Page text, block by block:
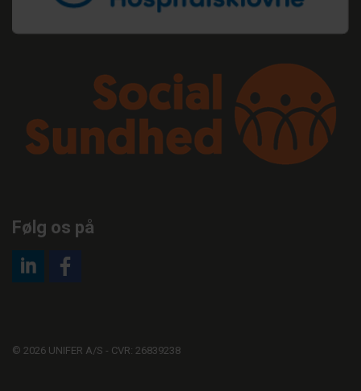
Følg os på
© 2026 UNIFER A/S - CVR: 26839238